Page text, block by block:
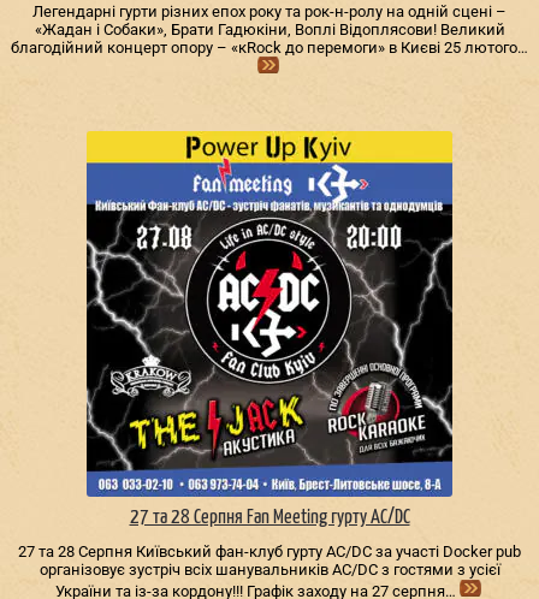
Легендарні гурти різних епох року та рок-н-ролу на одній сцені –
«Жадан і Собаки», Брати Гадюкіни, Воплі Відоплясови! Великий
благодійний концерт опору – «кRock до перемоги» в Києві 25 лютого…
27 та 28 Серпня Fan Meeting гурту AC/DС
27 та 28 Серпня Київський фан-клуб гурту AC/DС за участі Docker pub
організовує зустріч всіх шанувальників AC/DС з гостями з усієї
України та із-за кордону!!! Графік заходу на 27 серпня…